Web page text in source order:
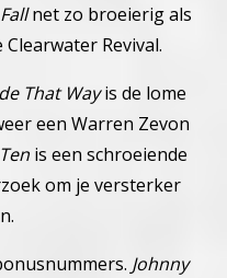
net zo broeierig als
Revival.
That Wayis de lome
een Warren Zevon
is een schroeiende
om je versterker
Johnny